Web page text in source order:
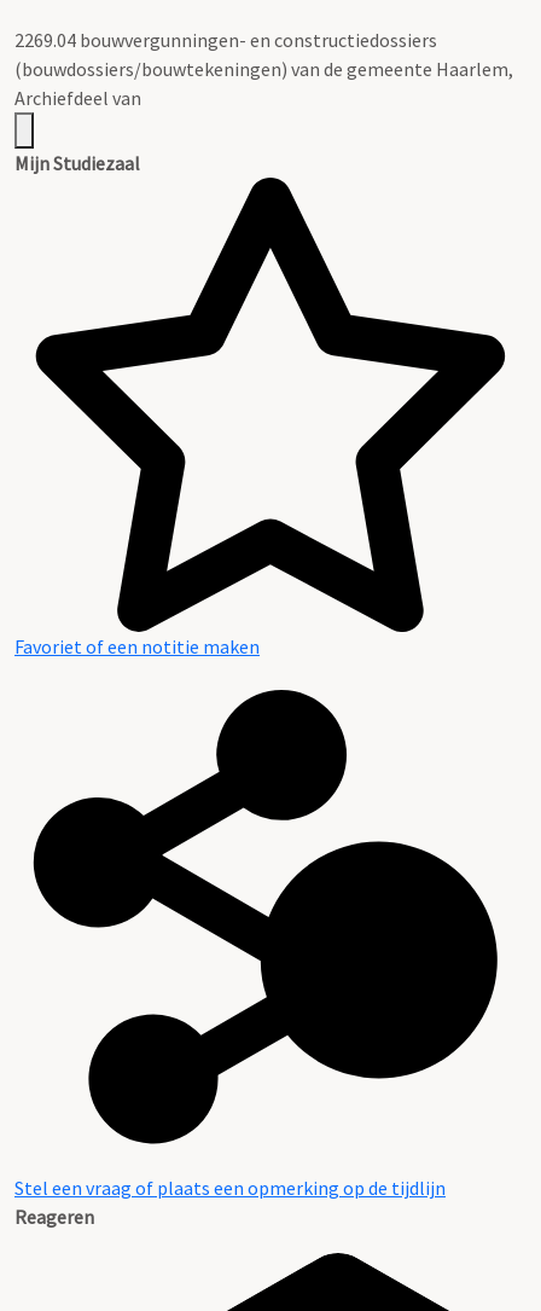
2269.04 bouwvergunningen- en constructiedossiers
(bouwdossiers/bouwtekeningen) van de gemeente Haarlem,
Archiefdeel van
Mijn Studiezaal
Favoriet of een notitie maken
Stel een vraag of plaats een opmerking op de tijdlijn
Reageren